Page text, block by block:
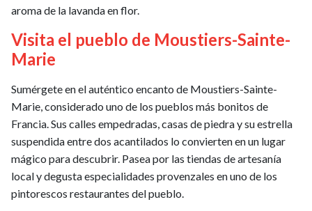
aroma de la lavanda en flor.
Visita el pueblo de Moustiers-Sainte-
Marie
Sumérgete en el auténtico encanto de Moustiers-Sainte-
Marie, considerado uno de los pueblos más bonitos de
Francia. Sus calles empedradas, casas de piedra y su estrella
suspendida entre dos acantilados lo convierten en un lugar
mágico para descubrir. Pasea por las tiendas de artesanía
local y degusta especialidades provenzales en uno de los
pintorescos restaurantes del pueblo.